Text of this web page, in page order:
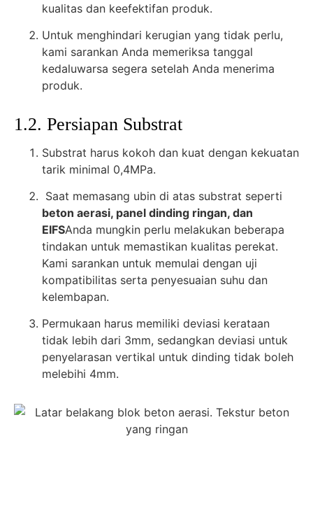
kualitas dan keefektifan produk.
Untuk menghindari kerugian yang tidak perlu,
kami sarankan Anda memeriksa tanggal
kedaluwarsa segera setelah Anda menerima
produk.
1.2. Persiapan Substrat
Substrat harus kokoh dan kuat dengan kekuatan
tarik minimal 0,4MPa.
Saat memasang ubin di atas substrat seperti
beton aerasi, panel dinding ringan, dan
EIFSAnda mungkin perlu melakukan beberapa
tindakan untuk memastikan kualitas perekat.
Kami sarankan untuk memulai dengan uji
kompatibilitas serta penyesuaian suhu dan
kelembapan.
Permukaan harus memiliki deviasi kerataan
tidak lebih dari 3mm, sedangkan deviasi untuk
penyelarasan vertikal untuk dinding tidak boleh
melebihi 4mm.